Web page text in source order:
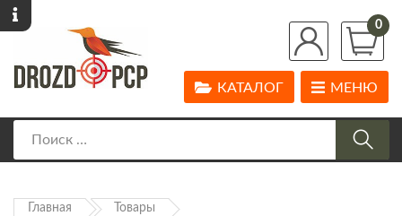
0
МЕНЮ
КАТАЛОГ
Главная Товары